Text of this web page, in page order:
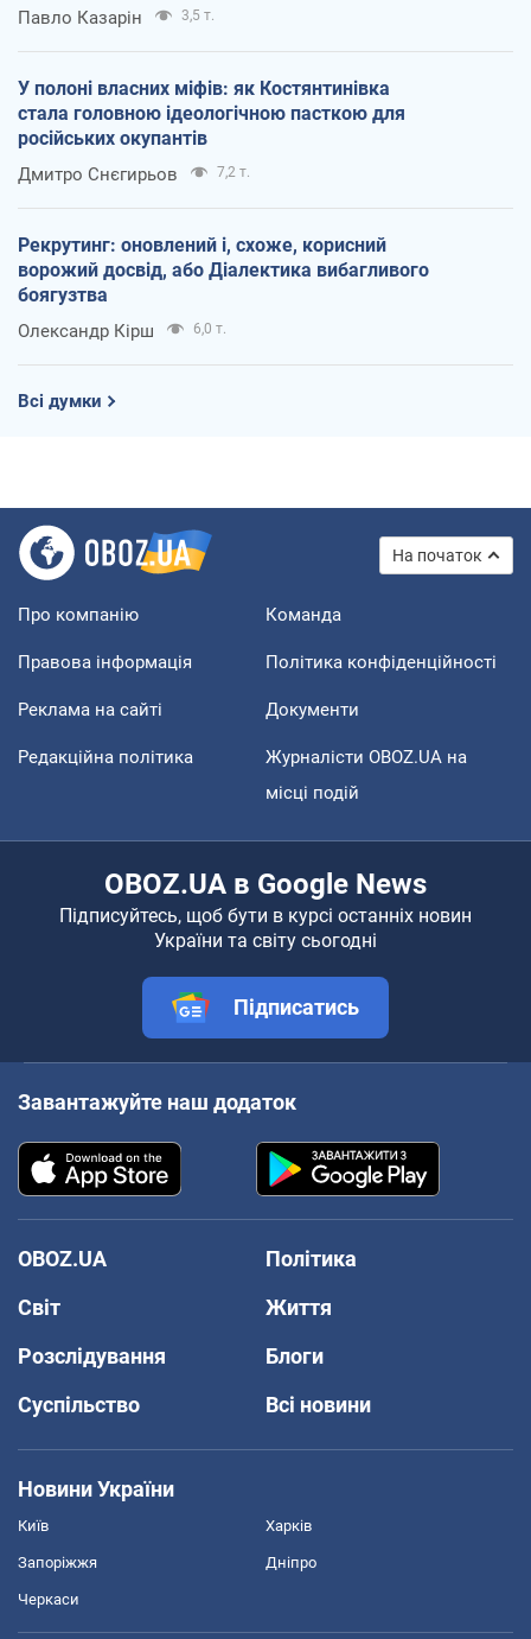
Павло Казарін 3,5 т.
У полоні власних міфів: як Костянтинівка
стала головною ідеологічною пасткою для
російських окупантів
Дмитро Снєгирьов 7,2 т.
Рекрутинг: оновлений і, схоже, корисний
ворожий досвід, або Діалектика вибагливого
боягузтва
Олександр Кірш 6,0 т.
Всі думки
На початок
Про компанію Команда
Правова інформація Політика конфіденційності
Реклама на сайті Документи
Редакційна політика
Журналісти OBOZ.UA на
місці подій
OBOZ.UA в Google News
Підписуйтесь, щоб бути в курсі останніх новин
України та світу сьогодні
Підписатись
Завантажуйте наш додаток
OBOZ.UA
Політика
Світ
Життя
Розслідування
Блоги
Суспільство
Всі новини
Новини України
Київ Харків
Запоріжжя Дніпро
Черкаси